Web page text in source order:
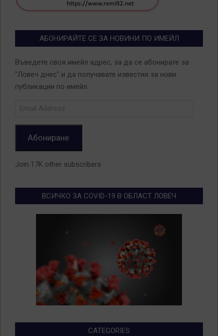
АБОНИРАЙТЕ СЕ ЗА НОВИНИ ПО ИМЕЙЛ
Въведете своя имейл адрес, за да се абонирате за
"Ловеч днес" и да получавате известия за нови
публикации по имейл.
Абониране
Join 17K other subscribers
ВСИЧКО ЗА COVID-19 В ОБЛАСТ ЛОВЕЧ
CATEGORIES